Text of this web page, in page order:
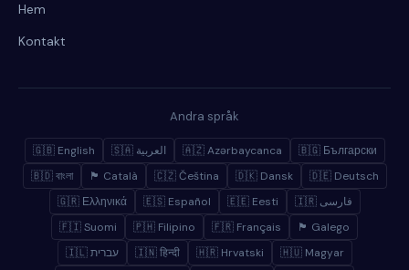
Hem
Kontakt
Andra språk
🇬🇧 English 🇸🇦 العربية 🇦🇿 Azərbaycanca
🇧🇬 Български
🇧🇩 বাংলা
🏴 Català 🇨🇿 Čeština 🇩🇰 Dansk
🇩🇪 Deutsch
🇬🇷 Ελληνικά
🇪🇸 Español 🇪🇪 Eesti
🇮🇷 فارسی
🇫🇮 Suomi
🇵🇭 Filipino 🇫🇷 Français
🏴 Galego
🇮🇱 עברית
🇮🇳 हिन्दी 🇭🇷 Hrvatski
🇭🇺 Magyar